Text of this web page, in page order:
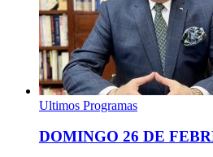
Ultimos Programas
DOMINGO 26 DE